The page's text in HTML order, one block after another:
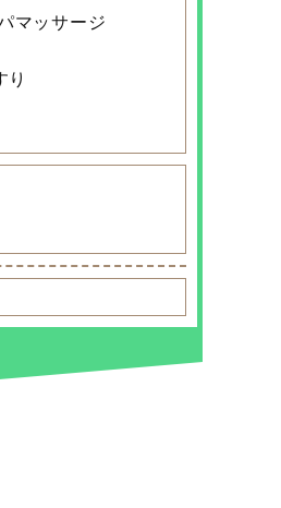
マッサージ
り